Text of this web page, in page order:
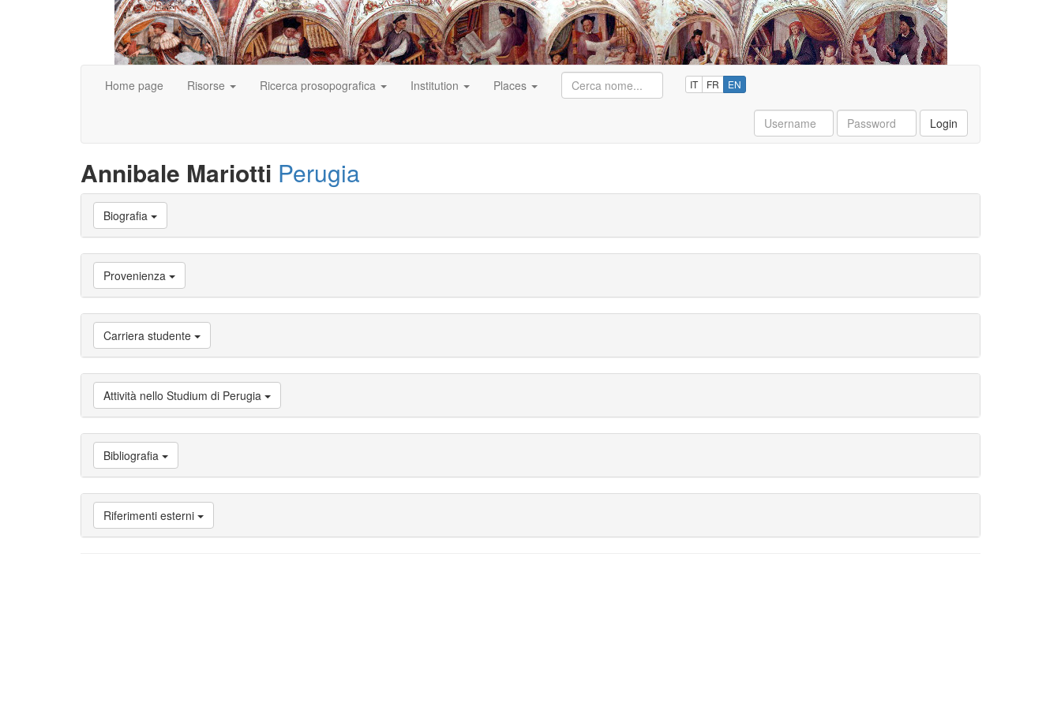
Home page Risorse Ricerca prosopografica Institution Places IT FR EN
Username Password Login
Annibale Mariotti Perugia
Vai
Biografia
Provenienza
Vai
a
Carriera
studente
Vai
a
Attività
nello
Studium
di
Perugia
Vai
Bibliografia
Biografia
Provenienza
Carriera studente
Attività nello Studium di Perugia
Bibliografia
Riferimenti esterni